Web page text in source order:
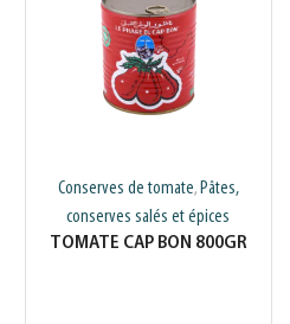
Conserves de tomate, Pâtes,
conserves salés et épices
TOMATE CAP BON 800GR